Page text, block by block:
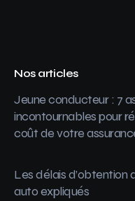
Nos articles
Jeune conducteur : 7
incontournables pour
coût de votre
Les délais d’obtention
auto expliqués